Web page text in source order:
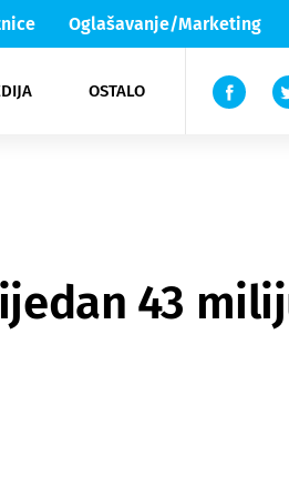
Oglašavanje/Marketing
OSTALO
Lika & Senj
TV
43